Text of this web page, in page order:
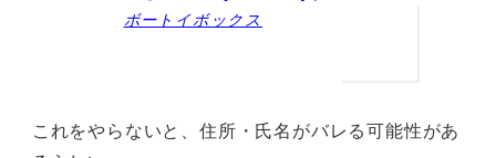
ボートイボックス
これをやらないと、住所・氏名がバレる可能性があ